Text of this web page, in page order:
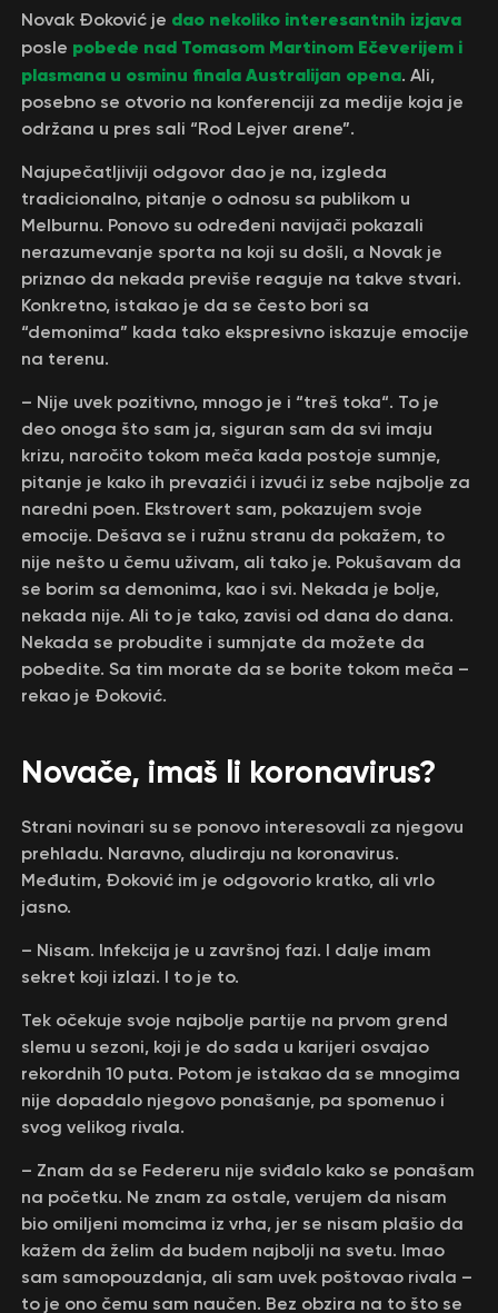
Novak Đoković je dao nekoliko interesantnih izjava
posle pobede nad Tomasom Martinom Ečeverijem i
plasmana u osminu finala Australijan opena. Ali,
posebno se otvorio na konferenciji za medije koja je
održana u pres sali “Rod Lejver arene”.
Najupečatljiviji odgovor dao je na, izgleda
tradicionalno, pitanje o odnosu sa publikom u
Melburnu. Ponovo su određeni navijači pokazali
nerazumevanje sporta na koji su došli, a Novak je
priznao da nekada previše reaguje na takve stvari.
Konkretno, istakao je da se često bori sa
“demonima” kada tako ekspresivno iskazuje emocije
na terenu.
– Nije uvek pozitivno, mnogo je i “treš toka“. To je
deo onoga što sam ja, siguran sam da svi imaju
krizu, naročito tokom meča kada postoje sumnje,
pitanje je kako ih prevazići i izvući iz sebe najbolje za
naredni poen. Ekstrovert sam, pokazujem svoje
emocije. Dešava se i ružnu stranu da pokažem, to
nije nešto u čemu uživam, ali tako je. Pokušavam da
se borim sa demonima, kao i svi. Nekada je bolje,
nekada nije. Ali to je tako, zavisi od dana do dana.
Nekada se probudite i sumnjate da možete da
pobedite. Sa tim morate da se borite tokom meča –
rekao je Đoković.
Novače, imaš li koronavirus?
Strani novinari su se ponovo interesovali za njegovu
prehladu. Naravno, aludiraju na koronavirus.
Međutim, Đoković im je odgovorio kratko, ali vrlo
jasno.
– Nisam. Infekcija je u završnoj fazi. I dalje imam
sekret koji izlazi. I to je to.
Tek očekuje svoje najbolje partije na prvom grend
slemu u sezoni, koji je do sada u karijeri osvajao
rekordnih 10 puta. Potom je istakao da se mnogima
nije dopadalo njegovo ponašanje, pa spomenuo i
svog velikog rivala.
– Znam da se Federeru nije sviđalo kako se ponašam
na početku. Ne znam za ostale, verujem da nisam
bio omiljeni momcima iz vrha, jer se nisam plašio da
kažem da želim da budem najbolji na svetu. Imao
sam samopouzdanja, ali sam uvek poštovao rivala –
to je ono čemu sam naučen. Bez obzira na to što se